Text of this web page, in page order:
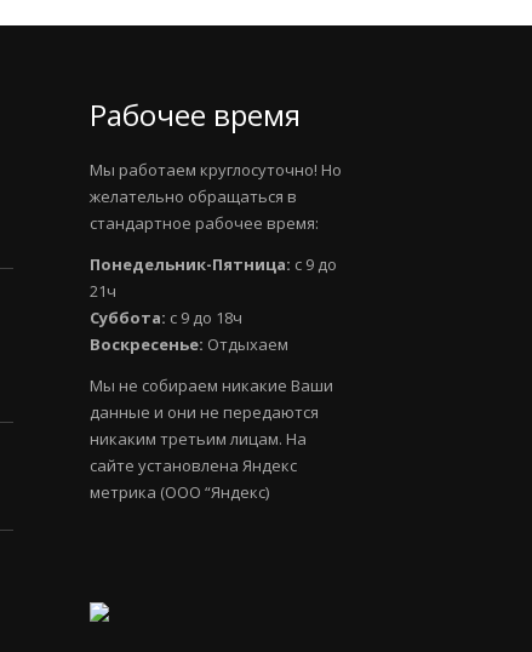
Рабочее время
Мы работаем круглосуточно! Но
желательно обращаться в
стандартное рабочее время:
Понедельник-Пятница: с 9 до
21ч
Суббота: с 9 до 18ч
Воскресенье: Отдыхаем
Мы не собираем никакие Ваши
данные и они не передаются
никаким третьим лицам. На
сайте установлена Яндекс
метрика (ООО “Яндекс)